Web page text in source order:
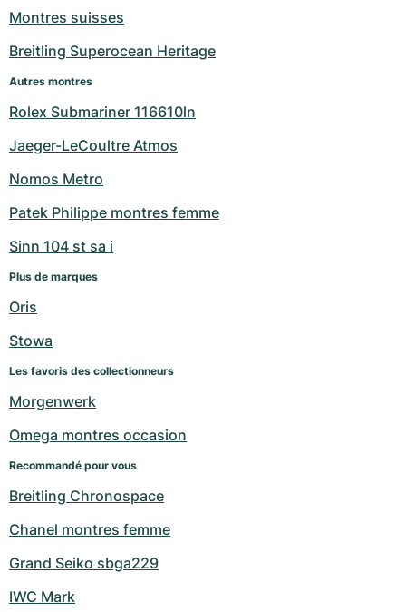
Montres suisses
Breitling Superocean Heritage
Autres montres
Rolex Submariner 116610ln
Jaeger-LeCoultre Atmos
Nomos Metro
Patek Philippe montres femme
Sinn 104 st sa i
Plus de marques
Oris
Stowa
Les favoris des collectionneurs
Morgenwerk
Omega montres occasion
Recommandé pour vous
Breitling Chronospace
Chanel montres femme
Grand Seiko sbga229
IWC Mark